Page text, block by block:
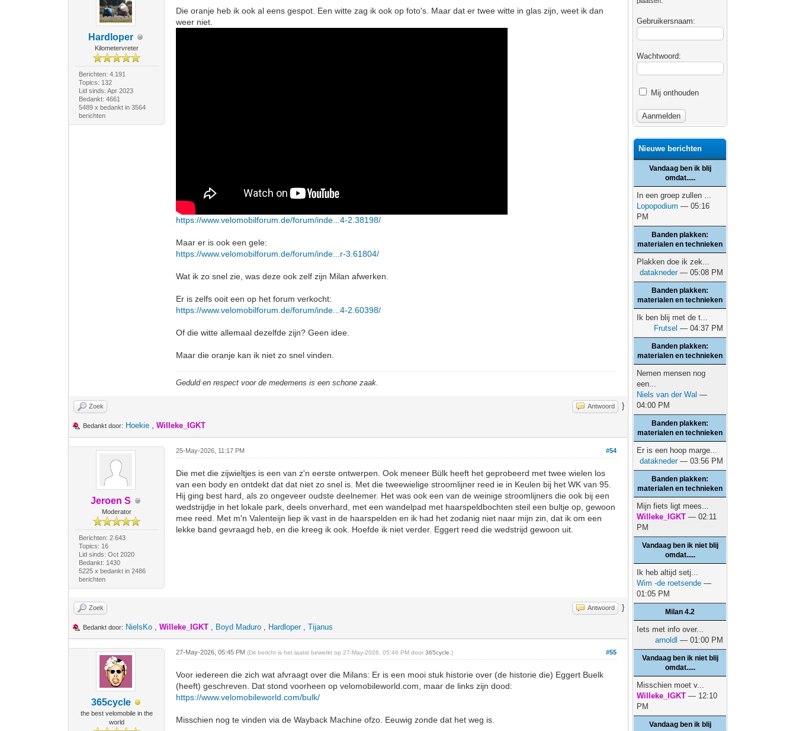
Hardloper
Kilometervreter
Berichten: 4.191
Topics: 132
Lid sinds: Apr 2023
Bedankt: 4661
5489 x bedankt in 3564
berichten
Die oranje heb ik ook al eens gespot. Een witte zag ik ook op foto's. Maar dat er twee witte in glas zijn, weet ik dan
weer niet.
https://www.velomobilforum.de/forum/inde...4-2.38198/
Maar er is ook een gele:
https://www.velomobilforum.de/forum/inde...r-3.61804/
Wat ik zo snel zie, was deze ook zelf zijn Milan afwerken.
Er is zelfs ooit een op het forum verkocht:
https://www.velomobilforum.de/forum/inde...4-2.60398/
Of die witte allemaal dezelfde zijn? Geen idee.
Maar die oranje kan ik niet zo snel vinden.
Geduld en respect voor de medemens is een schone zaak.
Zoek Antwoord }
Bedankt door: Hoekie ,Willeke_IGKT
Jeroen S
Moderator
Berichten: 2.643
Topics: 16
Lid sinds: Oct 2020
Bedankt: 1430
5225 x bedankt in 2486
berichten
#54
25-May-2026, 11:17 PM
Die met die zijwieltjes is een van z'n eerste ontwerpen. Ook meneer Bülk heeft het geprobeerd met twee wielen los
van een body en ontdekt dat dat niet zo snel is. Met die tweewielige stroomlijner reed ie in Keulen bij het WK van 95.
Hij ging best hard, als zo ongeveer oudste deelnemer. Het was ook een van de weinige stroomlijners die ook bij een
wedstrijdje in het lokale park, deels onverhard, met een wandelpad met haarspeldbochten steil een bultje op, gewoon
mee reed. Met m'n Valenteijn liep ik vast in de haarspelden en ik had het zodanig niet naar mijn zin, dat ik om een
lekke band gevraagd heb, en die kreeg ik ook. Hoefde ik niet verder. Eggert reed die wedstrijd gewoon uit.
Zoek Antwoord }
Bedankt door: NielsKo ,Willeke_IGKT , Boyd Maduro , Hardloper,Tijanus
365cycle
the best velomobile in the
world
#55
27-May-2026, 05:45 PM(Dit bericht is het laatst bewerkt op 27-May-2026, 05:46 PM door365cycle .)
Voor iedereen die zich wat afvraagt over die Milans: Er is een mooi stuk historie over (de historie die) Eggert Buelk
(heeft) geschreven. Dat stond voorheen op velomobileworld.com, maar de links zijn dood:
https://www.velomobileworld.com/bulk/
Misschien nog te vinden via de Wayback Machine ofzo. Eeuwig zonde dat het weg is.
Gebruikersnaam:
Wachtwoord:
Mij onthouden
Nieuwe berichten
Vandaag ben ik blij
omdat.....
In een groep zullen ...
Lopopodium — 05:16
PM
Banden plakken:
materialen en technieken
Plakken doe ik zek...
datakneder— 05:08 PM
Banden plakken:
materialen en technieken
Ik ben blij met de t...
Frutsel — 04:37 PM
Banden plakken:
materialen en technieken
Nemen mensen nog
een...
Niels van der Wal —
04:00 PM
Banden plakken:
materialen en technieken
Er is een hoop marge...
datakneder— 03:56 PM
Banden plakken:
materialen en technieken
Mijn fiets ligt mees...
Willeke_IGKT — 02:11
PM
Vandaag ben ik niet blij
omdat.....
Ik heb altijd setj...
Wim -de roetsende —
01:05 PM
Milan 4.2
Iets met info over...
arnoldl — 01:00 PM
Vandaag ben ik niet blij
omdat.....
Misschien moet v...
Willeke_IGKT — 12:10
PM
Vandaag ben ik blij